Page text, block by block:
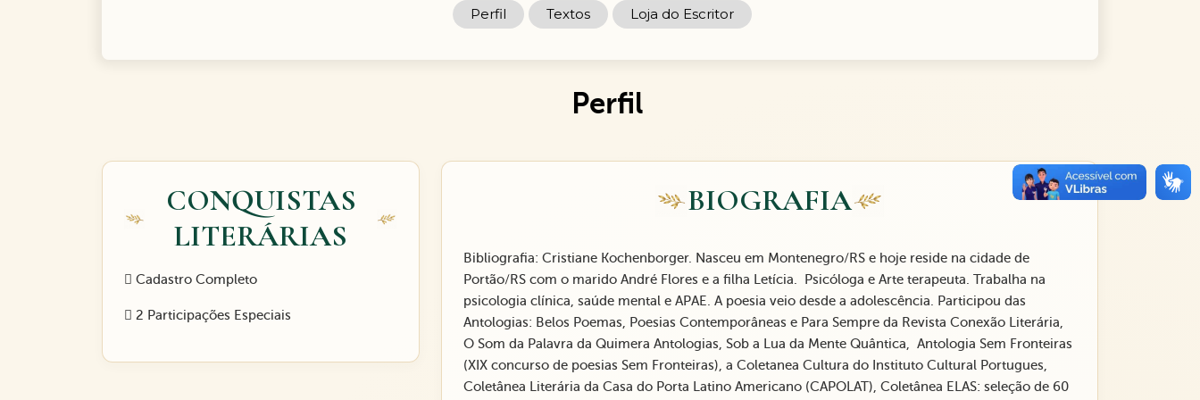
Perfil Textos Loja do Escritor
Perfil
CONQUISTAS
LITERÁRIAS
Cadastro Completo
2 Participações Especiais
BIOGRAFIA
Bibliografia: Cristiane Kochenborger. Nasceu em Montenegro/RS e hoje reside na cidade de
Portão/RS com o marido André Flores e a filha Letícia. Psicóloga e Arte terapeuta. Trabalha na
psicologia clínica, saúde mental e APAE. A poesia veio desde a adolescência. Participou das
Antologias: Belos Poemas, Poesias Contemporâneas e Para Sempre da Revista Conexão Literária,
O Som da Palavra da Quimera Antologias, Sob a Lua da Mente Quântica, Antologia Sem Fronteiras
(XIX concurso de poesias Sem Fronteiras), a Coletanea Cultura do Instituto Cultural Portugues,
Coletânea Literária da Casa do Porta Latino Americano (CAPOLAT), Coletânea ELAS: seleção de 60